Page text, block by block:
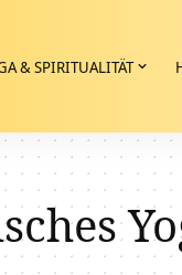
& SPIRITUALITÄT